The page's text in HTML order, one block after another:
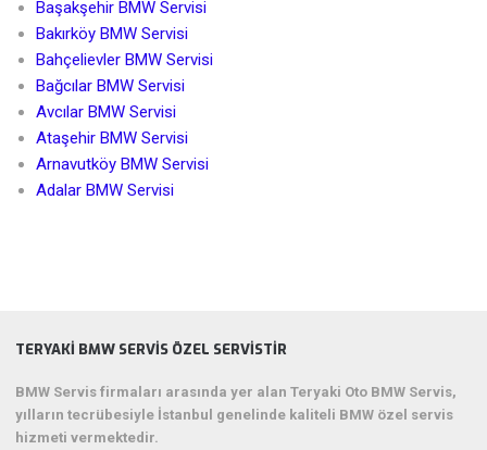
Başakşehir BMW Servisi
Bakırköy BMW Servisi
Bahçelievler BMW Servisi
Bağcılar BMW Servisi
Avcılar BMW Servisi
Ataşehir BMW Servisi
Arnavutköy BMW Servisi
Adalar BMW Servisi
TERYAKI BMW SERVIS ÖZEL SERVISTIR
BMW Servis firmaları arasında yer alan Teryaki Oto BMW Servis,
yılların tecrübesiyle İstanbul genelinde kaliteli BMW özel servis
hizmeti vermektedir.